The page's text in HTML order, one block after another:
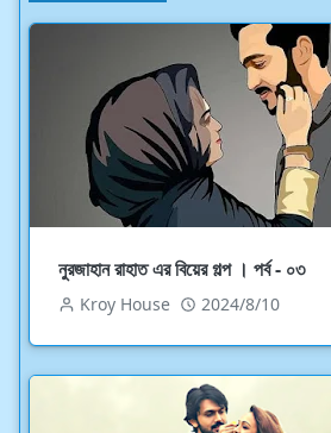
নুরজাহান রাহাত এর বিয়ের গল্প । পর্ব - ০৩
Kroy House 2024/8/10